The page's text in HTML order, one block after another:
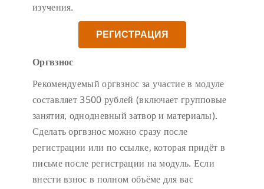
изучения.
РЕГИСТРАЦИЯ
Оргвзнос
Рекомендуемый оргвзнос за участие в модуле
составляет 3500 рублей (включает групповые
занятия, однодневный затвор и материалы).
Сделать оргвзнос можно сразу после
регистрации или по ссылке, которая придёт в
письме после регистрации на модуль. Если
внести взнос в полном объёме для вас